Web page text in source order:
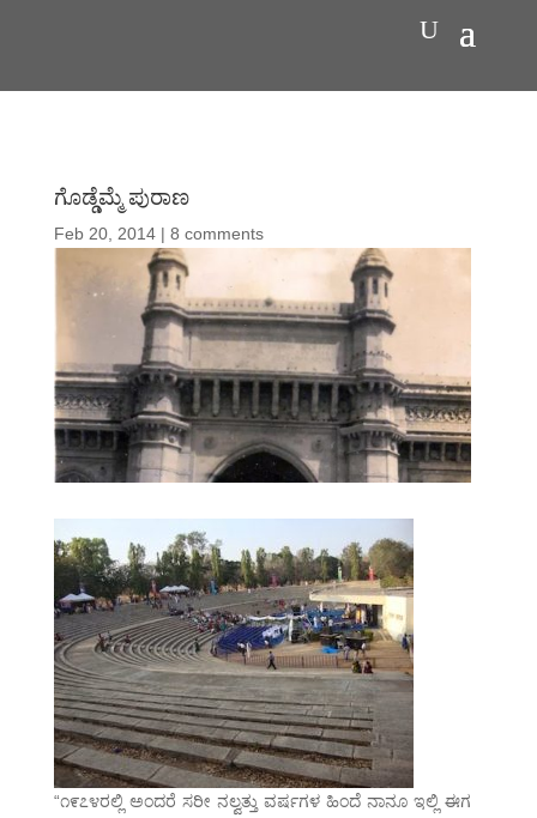
ಗೊಡ್ಡೆಮ್ಮೆ ಪುರಾಣ
Feb 20, 2014| 8 comments
“೧೯೭೪ರಲ್ಲಿ ಅಂದರೆ ಸರೀ ನಲ್ವತ್ತು ವರ್ಷಗಳ ಹಿಂದೆ ನಾನೂ ಇಲ್ಲಿ ಈಗ